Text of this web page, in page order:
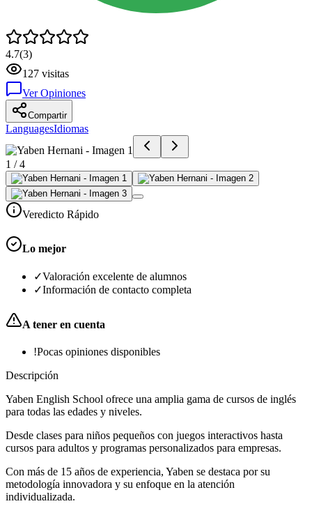
4.7(3)
127 visitas
Ver Opiniones
Compartir
LanguagesIdiomas
1 /4
Veredicto Rápido
Lo mejor
✓Valoración excelente de alumnos
✓Información de contacto completa
A tener en cuenta
!Pocas opiniones disponibles
Descripción
Yaben English School ofrece una amplia gama de cursos de inglés
para todas las edades y niveles.
Desde clases para niños pequeños con juegos interactivos hasta
cursos para adultos y programas personalizados para empresas.
Con más de 15 años de experiencia, Yaben se destaca por su
metodología innovadora y su enfoque en la atención
individualizada.